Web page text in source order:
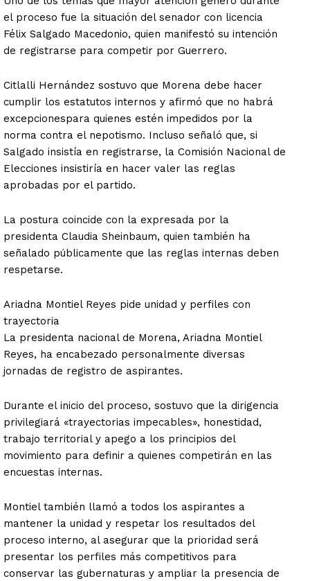
el proceso fue la situación del senador con licencia
Félix Salgado Macedonio, quien manifestó su intención
de registrarse para competir por Guerrero.
Citlalli Hernández sostuvo que Morena debe hacer
cumplir los estatutos internos y afirmó que no habrá
excepcionespara quienes estén impedidos por la
norma contra el nepotismo. Incluso señaló que, si
Salgado insistía en registrarse, la Comisión Nacional de
Elecciones insistiría en hacer valer las reglas
aprobadas por el partido.
La postura coincide con la expresada por la
presidenta Claudia Sheinbaum, quien también ha
señalado públicamente que las reglas internas deben
respetarse.
Ariadna Montiel Reyes pide unidad y perfiles con
trayectoria
La presidenta nacional de Morena, Ariadna Montiel
Reyes, ha encabezado personalmente diversas
jornadas de registro de aspirantes.
Durante el inicio del proceso, sostuvo que la dirigencia
privilegiará «trayectorias impecables», honestidad,
trabajo territorial y apego a los principios del
movimiento para definir a quienes competirán en las
encuestas internas.
Montiel también llamó a todos los aspirantes a
mantener la unidad y respetar los resultados del
proceso interno, al asegurar que la prioridad será
presentar los perfiles más competitivos para
conservar las gubernaturas y ampliar la presencia de